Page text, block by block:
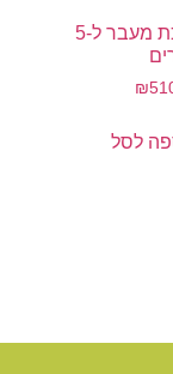
ערכת מעבר ל-5
₪
לסל